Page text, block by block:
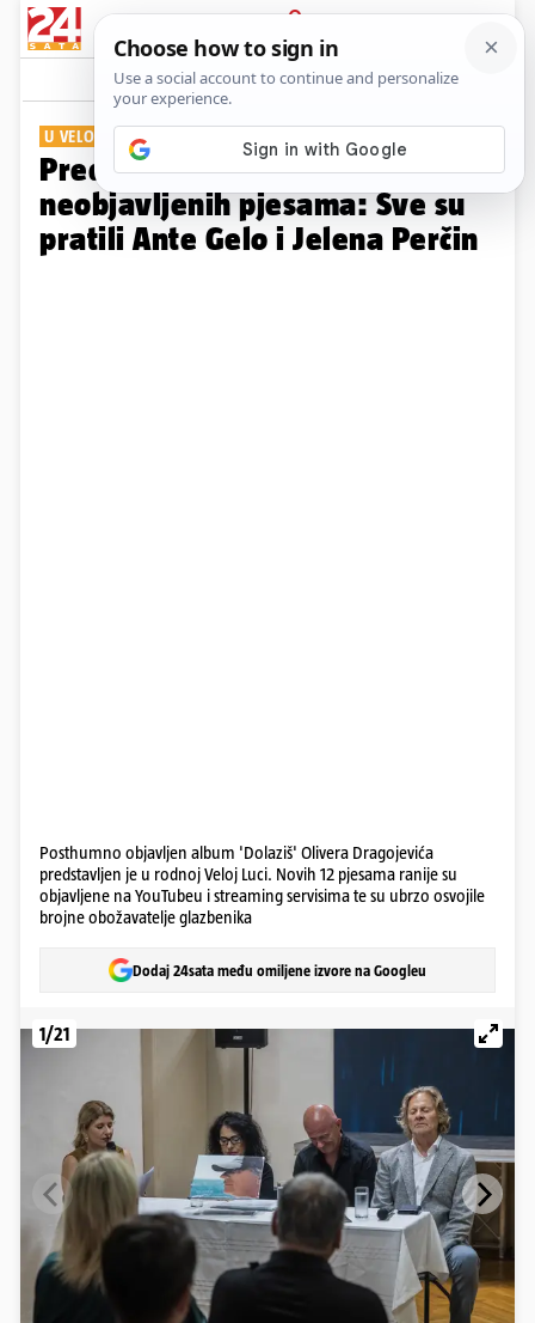
PRIJAVA
Galerija Komentari
U VELOJ LUCI
Predstavljen album Oliverovih
neobjavljenih pjesama: Sve su
pratili Ante Gelo i Jelena Perčin
Posthumno objavljen album 'Dolaziš' Olivera Dragojevića
predstavljen je u rodnoj Veloj Luci. Novih 12 pjesama ranije su
objavljene na YouTubeu i streaming servisima te su ubrzo osvojile
brojne obožavatelje glazbenika
Dodaj 24sata među omiljene izvore na Googleu
1/21